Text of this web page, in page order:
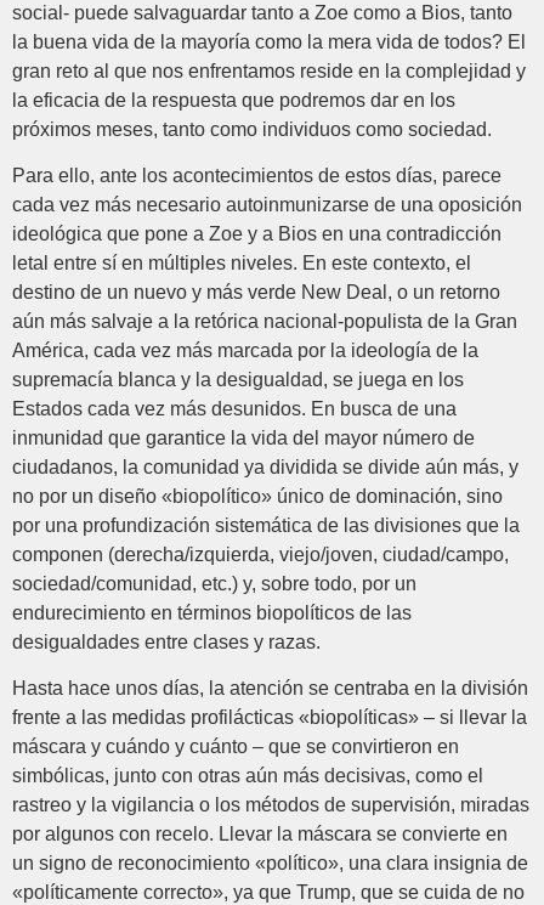
social- puede salvaguardar tanto a Zoe como a Bios, tanto
la buena vida de la mayoría como la mera vida de todos? El
gran reto al que nos enfrentamos reside en la complejidad y
la eficacia de la respuesta que podremos dar en los
próximos meses, tanto como individuos como sociedad.
Para ello, ante los acontecimientos de estos días, parece
cada vez más necesario autoinmunizarse de una oposición
ideológica que pone a Zoe y a Bios en una contradicción
letal entre sí en múltiples niveles. En este contexto, el
destino de un nuevo y más verde New Deal, o un retorno
aún más salvaje a la retórica nacional-populista de la Gran
América, cada vez más marcada por la ideología de la
supremacía blanca y la desigualdad, se juega en los
Estados cada vez más desunidos. En busca de una
inmunidad que garantice la vida del mayor número de
ciudadanos, la comunidad ya dividida se divide aún más, y
no por un diseño «biopolítico» único de dominación, sino
por una profundización sistemática de las divisiones que la
componen (derecha/izquierda, viejo/joven, ciudad/campo,
sociedad/comunidad, etc.) y, sobre todo, por un
endurecimiento en términos biopolíticos de las
desigualdades entre clases y razas.
Hasta hace unos días, la atención se centraba en la división
frente a las medidas profilácticas «biopolíticas» – si llevar la
máscara y cuándo y cuánto – que se convirtieron en
simbólicas, junto con otras aún más decisivas, como el
rastreo y la vigilancia o los métodos de supervisión, miradas
por algunos con recelo. Llevar la máscara se convierte en
un signo de reconocimiento «político», una clara insignia de
«políticamente correcto», ya que Trump, que se cuida de no